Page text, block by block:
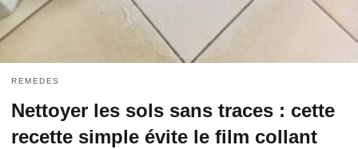
REMEDES
Nettoyer les sols sans traces : cette
recette simple évite le film collant